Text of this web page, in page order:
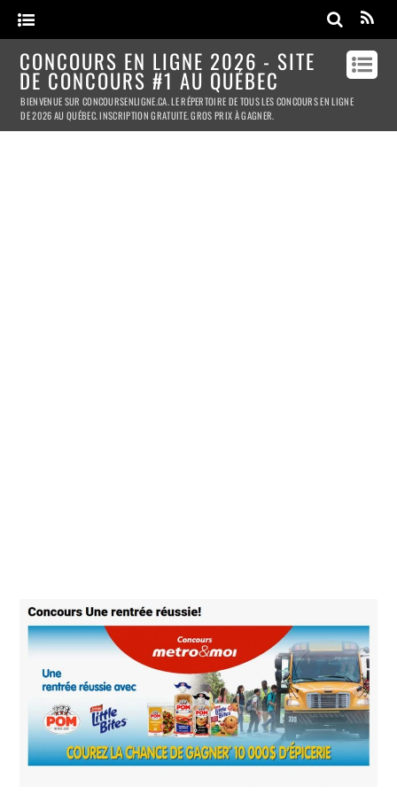
CONCOURS EN LIGNE 2026 - SITE
DE CONCOURS #1 AU QUÉBEC
BIENVENUE SUR CONCOURSENLIGNE.CA. LE RÉPERTOIRE DE TOUS LES CONCOURS EN LIGNE
DE 2026 AU QUÉBEC. INSCRIPTION GRATUITE. GROS PRIX À GAGNER.